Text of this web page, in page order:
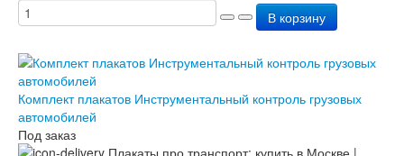
В корзину
Комплект плакатов Инструментальный контроль грузовых
автомобилей
Под заказ